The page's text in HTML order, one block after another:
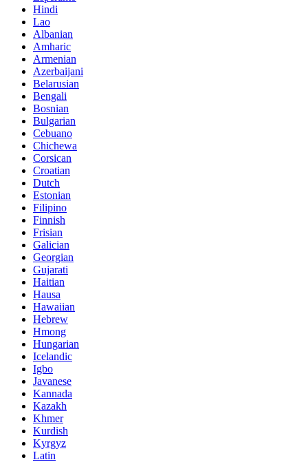
Hindi
Lao
Albanian
Amharic
Armenian
Azerbaijani
Belarusian
Bengali
Bosnian
Bulgarian
Cebuano
Chichewa
Corsican
Croatian
Dutch
Estonian
Filipino
Finnish
Frisian
Galician
Georgian
Gujarati
Haitian
Hausa
Hawaiian
Hebrew
Hmong
Hungarian
Icelandic
Igbo
Javanese
Kannada
Kazakh
Khmer
Kurdish
Kyrgyz
Latin